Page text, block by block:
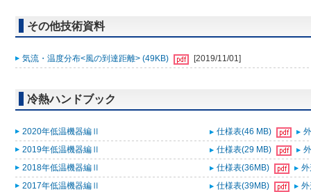
その他技術資料
気流・温度分布<風の到達距離> (49KB) [2019/11/01]
冷熱ハンドブック
2020年低温機器編Ⅱ 仕様表(46 MB)
2019年低温機器編Ⅱ
仕様表(29 MB)
2018年低温機器編Ⅱ
仕様表(36MB)
2017年低温機器編Ⅱ
仕様表(39MB)